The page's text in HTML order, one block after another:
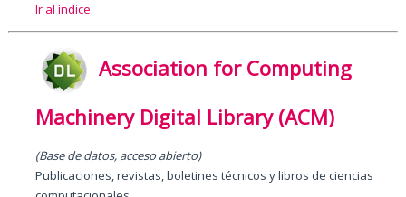
Ir al índice
Association for Computing
Machinery Digital Library (ACM)
(Base de datos, acceso abierto)
Publicaciones, revistas, boletines técnicos y libros de ciencias